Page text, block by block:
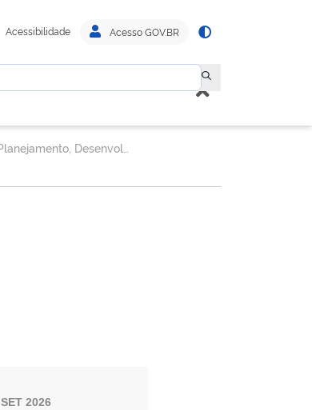
Acessibilidade Acesso GOV.BR
SET 2026